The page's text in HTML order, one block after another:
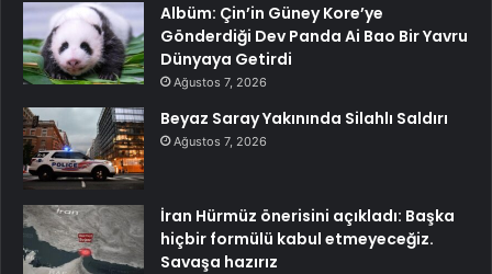
Albüm: Çin’in Güney Kore’ye
Gönderdiği Dev Panda Ai Bao Bir Yavru
Dünyaya Getirdi
Ağustos 7, 2026
Beyaz Saray Yakınında Silahlı Saldırı
Ağustos 7, 2026
İran Hürmüz önerisini açıkladı: Başka
hiçbir formülü kabul etmeyeceğiz.
Savaşa hazırız